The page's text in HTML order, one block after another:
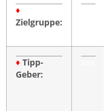
♦
Zielgruppe:
♦ Tipp-
Geber: